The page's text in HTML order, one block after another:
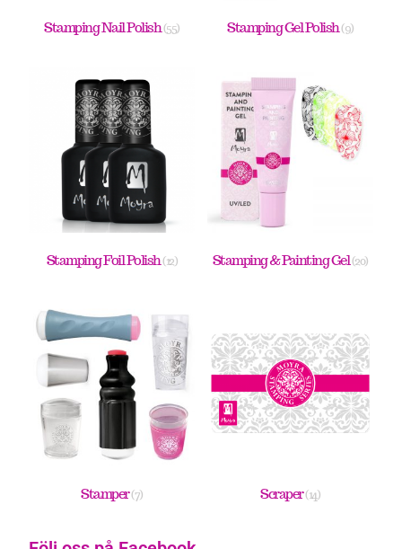
Stamping Nail Polish(55) Stamping Gel Polish(9)
Stamping Foil Polish(12) Stamping & Painting Gel(20)
Stamper(7) Scraper(14)